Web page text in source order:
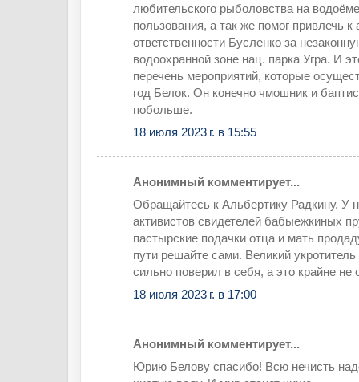
любительского рыболовства на
пользования, а так же помог привлечь к
ответственности Бусленко за
водоохранной зоне нац. парка Угра. И
перечень мероприятий, которые
год Белок. Он конечно чмошник и
побольше.
18 июля 2023 г. в 15:55
Анонимный комментирует...
Обращайтесь к Альбертику Радкину. У
активистов свидетелей бабыежкиных
пастырские подачки отца и мать
пути решайте сами. Великий
сильно поверил в себя, а это крайне не
18 июля 2023 г. в 17:00
Анонимный комментирует...
Юрию Белову спасибо! Всю нечисть